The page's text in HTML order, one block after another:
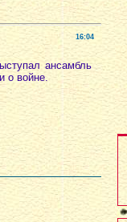
16:04
ансамбль
о войне.